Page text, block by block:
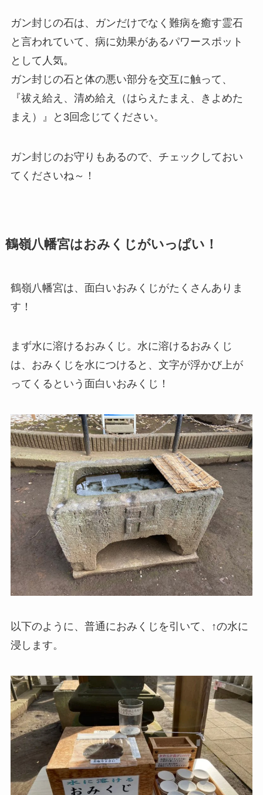
ガン封じの石は、ガンだけでなく難病を癒す霊石
と言われていて、病に効果があるパワースポット
として人気。
ガン封じの石と体の悪い部分を交互に触って、
『祓え給え、清め給え（はらえたまえ、きよめた
まえ）』と3回念じてください。
ガン封じのお守りもあるので、チェックしておい
てくださいね～！
鶴嶺八幡宮はおみくじがいっぱい！
鶴嶺八幡宮は、面白いおみくじがたくさんありま
す！
まず水に溶けるおみくじ。水に溶けるおみくじ
は、おみくじを水につけると、文字が浮かび上が
ってくるという面白いおみくじ！
以下のように、普通におみくじを引いて、↑の水に
浸します。